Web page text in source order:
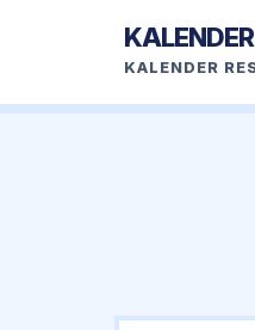
KALENDER